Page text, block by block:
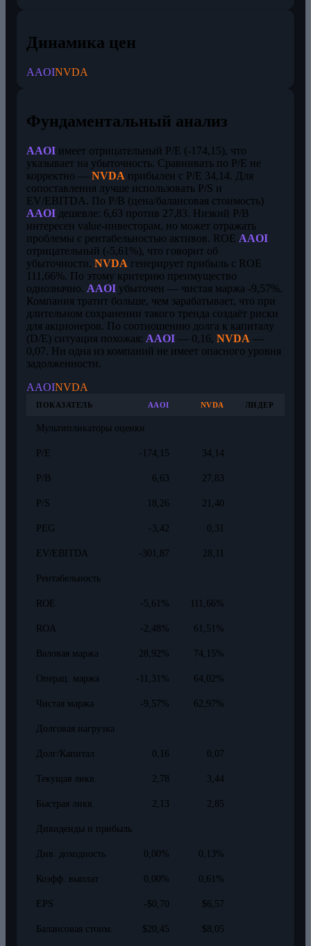
Динамика цен
AAOINVDA
Фундаментальный анализ
AAOI имеет отрицательный P/E (-174,15), что
указывает на убыточность. Сравнивать по P/E не
корректно — NVDA прибылен с P/E 34,14. Для
сопоставления лучше использовать P/S и
EV/EBITDA. По P/B (цена/балансовая стоимость)
AAOI дешевле: 6,63 против 27,83. Низкий P/B
интересен value-инвесторам, но может отражать
проблемы с рентабельностью активов. ROE AAOI
отрицательный (-5,61%), что говорит об
убыточности. NVDA генерирует прибыль с ROE
111,66%. По этому критерию преимущество
однозначно. AAOI убыточен — чистая маржа -9,57%.
Компания тратит больше, чем зарабатывает, что при
длительном сохранении такого тренда создаёт риски
для акционеров. По соотношению долга к капиталу
(D/E) ситуация похожая: AAOI — 0,16, NVDA —
0,07. Ни одна из компаний не имеет опасного уровня
задолженности.
AAOINVDA
ПОКАЗАТЕЛЬ AAOI NVDA ЛИДЕР
Мультипликаторы оценки
P/E -174,15 34,14
P/B 6,63 27,83
P/S 18,26 21,40
PEG -3,42 0,31
EV/EBITDA -301,87 28,11
Рентабельность
ROE -5,61% 111,66%
ROA -2,48% 61,51%
Валовая маржа 28,92% 74,15%
Операц. маржа -11,31% 64,02%
Чистая маржа -9,57% 62,97%
Долговая нагрузка
Долг/Капитал 0,16 0,07
Текущая ликв. 2,78 3,44
Быстрая ликв. 2,13 2,85
Дивиденды и прибыль
Див. доходность 0,00% 0,13%
Коэфф. выплат 0,00% 0,61%
EPS -$0,70 $6,57
Балансовая стоим. $20,45 $8,05